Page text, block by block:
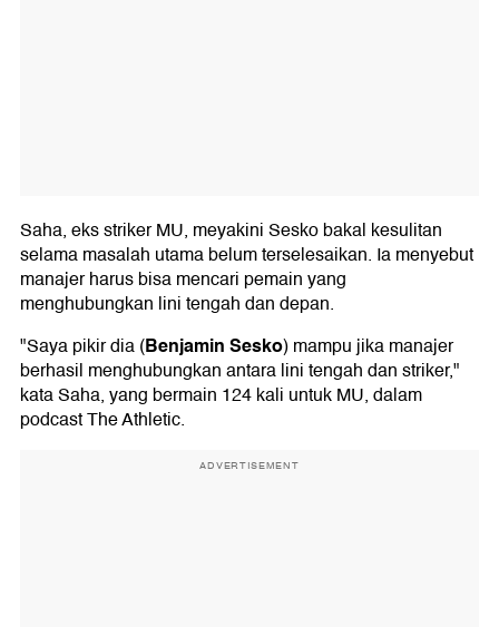
Saha, eks striker MU, meyakini Sesko bakal kesulitan
selama masalah utama belum terselesaikan. Ia menyebut
manajer harus bisa mencari pemain yang
menghubungkan lini tengah dan depan.
"Saya pikir dia (Benjamin Sesko) mampu jika manajer
berhasil menghubungkan antara lini tengah dan striker,"
kata Saha, yang bermain 124 kali untuk MU, dalam
podcast The Athletic.
ADVERTISEMENT